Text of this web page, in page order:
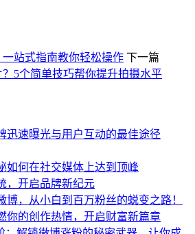
站式指南教你轻松操作 下一篇
5个简单技巧帮你提升拍摄水平
迅速曝光与用户互动的最佳途径
如何在社交媒体上达到顶峰
，开启品牌新纪元
博，从小白到百万粉丝的蜕变之路！
你的创作热情，开启财富新篇章